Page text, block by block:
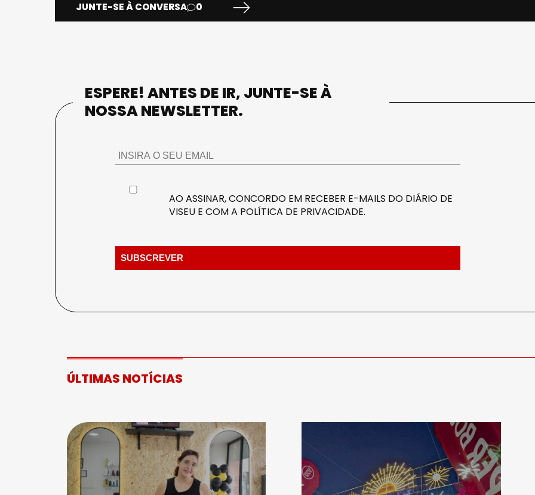
JUNTE-SE À CONVERSA 0
ESPERE! ANTES DE IR, JUNTE-SE À
NOSSA NEWSLETTER.
AO ASSINAR, CONCORDO EM RECEBER E-MAILS DO DIÁRIO DE
VISEU E COM A POLÍTICA DE PRIVACIDADE.
ÚLTIMAS NOTÍCIAS